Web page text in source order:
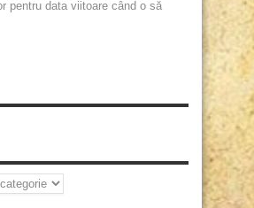
pentru data viitoare când o să